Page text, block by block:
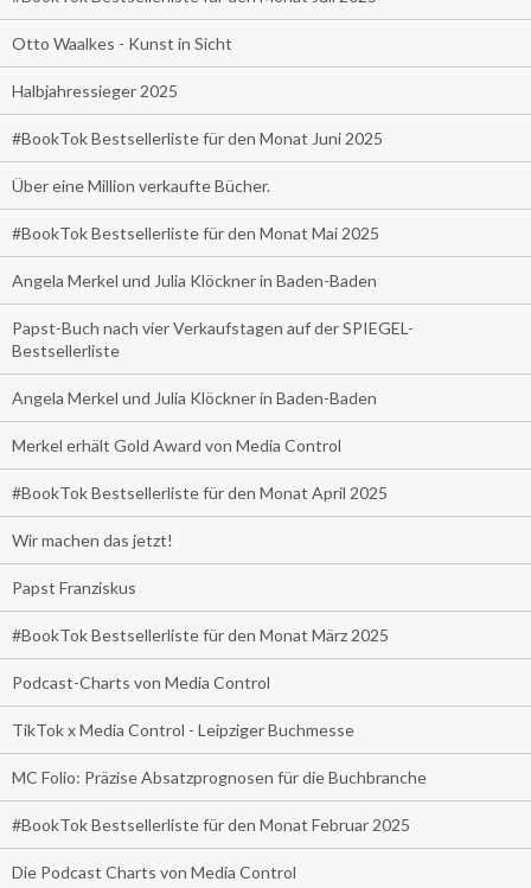
Otto Waalkes - Kunst in Sicht
Halbjahressieger 2025
#BookTok Bestsellerliste für den Monat Juni 2025
Über eine Million verkaufte Bücher.
#BookTok Bestsellerliste für den Monat Mai 2025
Angela Merkel und Julia Klöckner in Baden-Baden
Papst-Buch nach vier Verkaufstagen auf der SPIEGEL-
Bestsellerliste
Angela Merkel und Julia Klöckner in Baden-Baden
Merkel erhält Gold Award von Media Control
#BookTok Bestsellerliste für den Monat April 2025
Wir machen das jetzt!
Papst Franziskus
#BookTok Bestsellerliste für den Monat März 2025
Podcast-Charts von Media Control
TikTok x Media Control - Leipziger Buchmesse
MC Folio: Präzise Absatzprognosen für die Buchbranche
#BookTok Bestsellerliste für den Monat Februar 2025
Die Podcast Charts von Media Control